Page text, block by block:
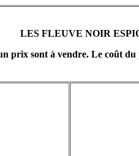
LES FLEUVE NOIR
prix sont à vendre. Le coût